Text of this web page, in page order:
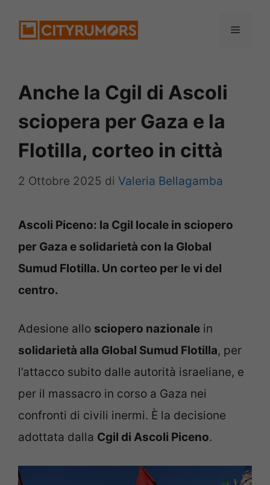
Menu
Anche la Cgil di Ascoli
sciopera per Gaza e la
Flotilla, corteo in città
2 Ottobre 2025 di Valeria Bellagamba
Ascoli Piceno: la Cgil locale in sciopero
per Gaza e solidarietà con la Global
Sumud Flotilla. Un corteo per le vi del
centro.
Adesione allo sciopero nazionale in
solidarietà alla Global Sumud Flotilla, per
l’attacco subito dalle autorità israeliane, e
per il massacro in corso a Gaza nei
confronti di civili inermi. È la decisione
adottata dalla Cgil di Ascoli Piceno.